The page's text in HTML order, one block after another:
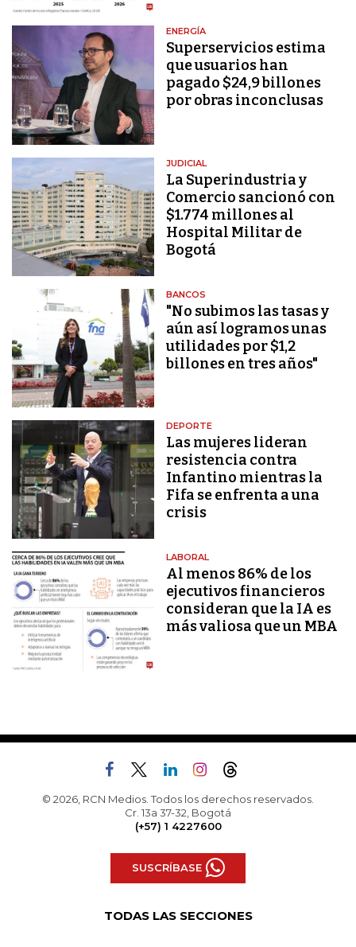
ENERGÍA
Superservicios estima
que usuarios han
pagado $24,9 billones
por obras inconclusas
JUDICIAL
La Superindustria y
Comercio sancionó con
$1.774 millones al
Hospital Militar de
Bogotá
BANCOS
"No subimos las tasas y
aún así logramos unas
utilidades por $1,2
billones en tres años"
DEPORTE
Las mujeres lideran
resistencia contra
Infantino mientras la
Fifa se enfrenta a una
crisis
LABORAL
Al menos 86% de los
ejecutivos financieros
consideran que la IA es
más valiosa que un MBA
© 2026, RCN Medios. Todos los derechos reservados.
Cr. 13a 37-32, Bogotá
(+57) 1 4227600
SUSCRÍBASE
TODAS LAS SECCIONES